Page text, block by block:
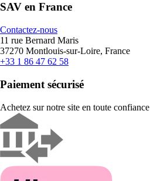
SAV en France
Contactez-nous
11 rue Bernard Maris
37270 Montlouis-sur-Loire, France
+33 1 86 47 62 58
Paiement sécurisé
Achetez sur notre site en toute confiance